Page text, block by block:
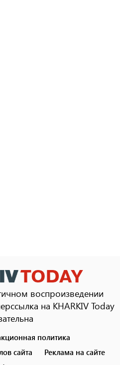
воспроизведении
на KHARKIV Today
политика
сайта
Реклама на сайте